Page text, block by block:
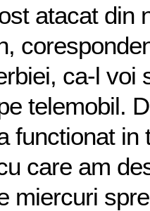
atacat din
ca-l voi
telemobil.
functionat in
care am
miercuri